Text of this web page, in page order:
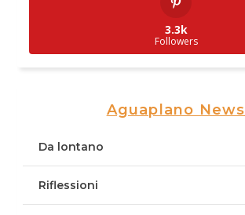
3.3k
Followers
Aguaplano News
Da lontano
Riflessioni